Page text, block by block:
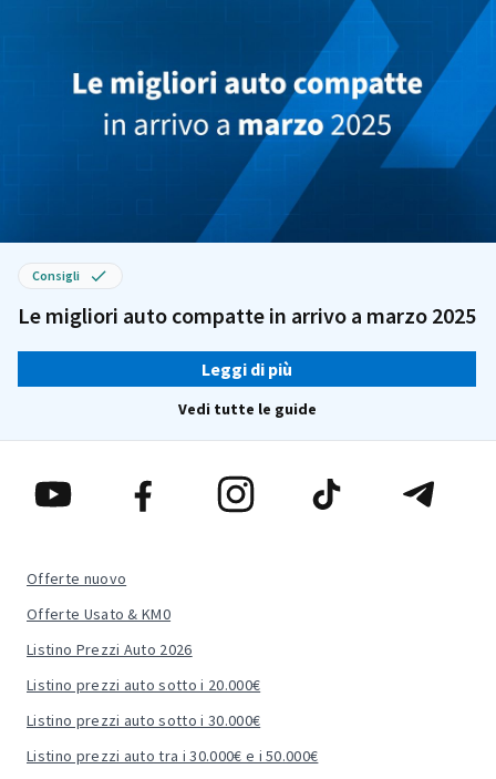
Consigli
Le migliori auto compatte in arrivo a marzo 2025
Leggi di più
Vedi tutte le guide
Offerte nuovo
Offerte Usato & KM0
Listino Prezzi Auto 2026
Listino prezzi auto sotto i 20.000€
Listino prezzi auto sotto i 30.000€
Listino prezzi auto tra i 30.000€ e i 50.000€